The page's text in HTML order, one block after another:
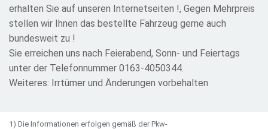
erhalten Sie auf unseren Internetseiten !, Gegen Mehrpreis
stellen wir Ihnen das bestellte Fahrzeug gerne auch
bundesweit zu !
Sie erreichen uns nach Feierabend, Sonn- und Feiertags
unter der Telefonnummer 0163-4050344.
Weiteres: Irrtümer und Änderungen vorbehalten
1) Die Informationen erfolgen gemäß der Pkw-